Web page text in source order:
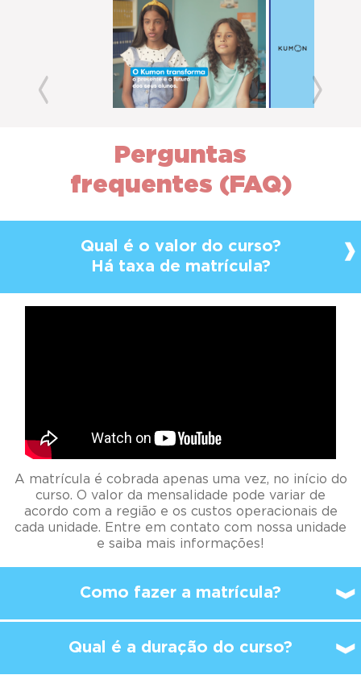
Perguntas
frequentes (FAQ)
Qual é o valor do curso?
Há taxa de matrícula?
A matrícula é cobrada apenas uma vez, no início do
curso. O valor da mensalidade pode variar de
acordo com a região e os custos operacionais de
cada unidade. Entre em contato com nossa unidade
e saiba mais informações!
Como fazer a matrícula?
Qual é a duração do curso?